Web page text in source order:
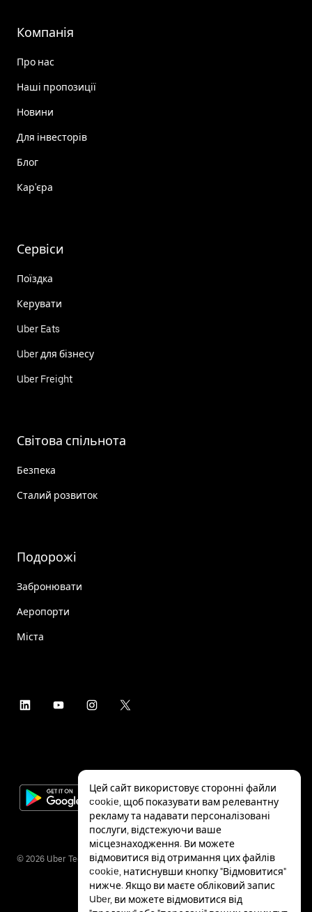
Компанія
Про нас
Наші пропозиції
Новини
Для інвесторів
Блог
Кар'єра
Сервіси
Поїздка
Керувати
Uber Eats
Uber для бізнесу
Uber Freight
Світова спільнота
Безпека
Сталий розвиток
Подорожі
Забронювати
Аеропорти
Міста
© 2026 Uber Technologies Inc.
Цей сайт використовує сторонні файли
cookie, щоб показувати вам релевантну
рекламу та надавати персоналізовані
послуги, відстежуючи ваше
місцезнаходження. Ви можете
відмовитися від отримання цих файлів
cookie, натиснувши кнопку "Відмовитися"
нижче. Якщо ви маєте обліковий запис
Uber, ви можете відмовитися від